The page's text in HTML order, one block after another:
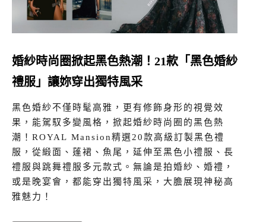
婚紗時尚圈掀起黑色熱潮！21款「黑色婚紗
禮服」讓妳穿出獨特風采
黑色婚紗不僅時髦高雅，更有修飾身形的視覺效
果，能駕馭多變風格，掀起婚紗時尚圈的黑色熱
潮！ROYAL Mansion精選20款高級訂製黑色禮
服，從緞面、蓬裙、魚尾，延伸至黑色小禮服、長
禮服與跳舞禮服多元款式。無論是拍婚紗、婚禮，
或是晚宴會，都能穿出獨特風采，大膽展現神秘高
雅魅力！